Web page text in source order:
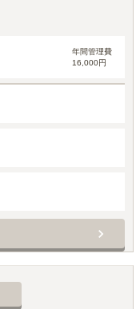
年間管理費
16,000円